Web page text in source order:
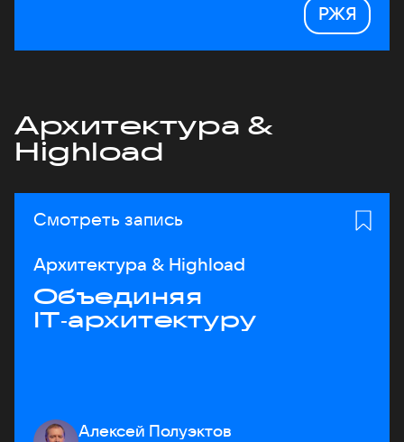
РЖЯ
Архитектура &
Highload
Смотреть запись
Архитектура & Highload
Объединяя
IT‑архитектуру
Алексей Полуэктов